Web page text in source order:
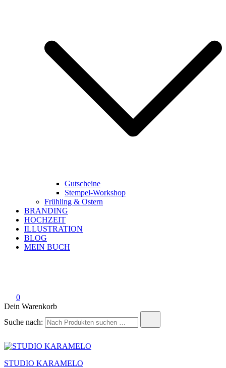
Gutscheine
Stempel-Workshop
Frühling & Ostern
BRANDING
HOCHZEIT
ILLUSTRATION
BLOG
MEIN BUCH
0
Dein Warenkorb
Suche nach:
STUDIO KARAMELO